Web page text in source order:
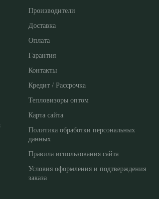
Производители
Доставка
Оплата
Гарантия
Контакты
Кредит / Рассрочка
Тепловизоры оптом
Карта сайта
Политика обработки персональных
данных
Правила использования сайта
Условия оформления и подтверждения
заказа